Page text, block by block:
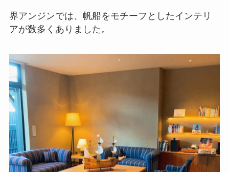
界アンジンでは、帆船をモチーフとしたインテリ
アが数多くありました。